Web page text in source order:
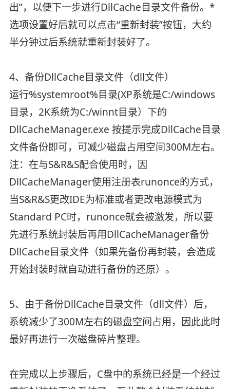
出”，以便下一步进行DllCache目录文件备份。*
选项设置好后就可以点击“重新封装”按钮，大约
半分钟过后系统就重新封装好了。
4、备份DllCache目录文件（dll文件）
运行%systemroot%目录(XP系统是C:/windows
目录，2K系统为C:/winnt目录）下的
DllCacheManager.exe 按提示完成DllCache目录
文件备份即可，可减少磁盘占用空间300M左右。
注：在与S&R&S配合使用时，因
DllCacheManager使用注册表runonce的方式，
当S&R&S更改IDE为标准或者更改电源模式为
Standard PC时，runonce就会被激发，所以要
先进行系统封装后再用DllCacheManager备份
DllCache目录文件（如果先备份再封装，会造成
开始封装时就自动进行备份的还原）。
5、由于备份DllCache目录文件（dll文件）后，
系统减少了300M左右的磁盘空间占用，因此此时
最好再进行一次磁盘碎片整理。
在完成以上步骤后，C盘中的系统已经是一个经过